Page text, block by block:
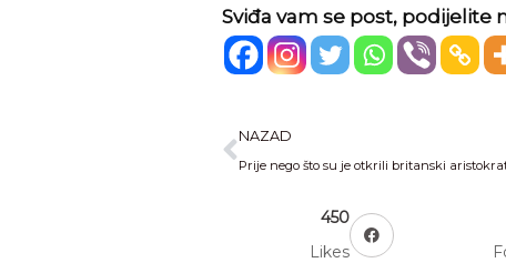
Sviđa vam se post, podijelite
Prev
NAZAD
450
Likes